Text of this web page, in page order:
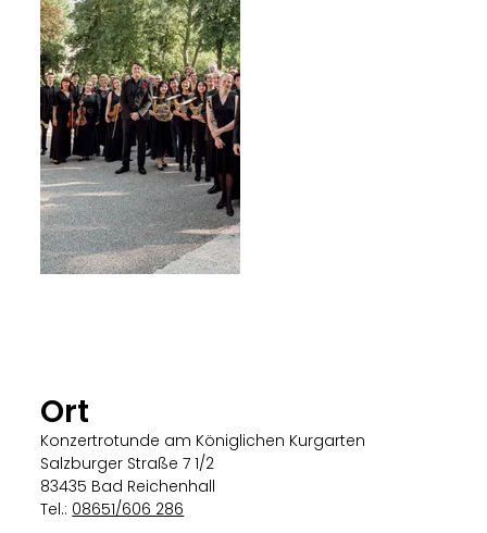
Ort
Konzertrotunde am Königlichen Kurgarten
Salzburger Straße 7 1/2
83435 Bad Reichenhall
Tel.: 08651/606 286